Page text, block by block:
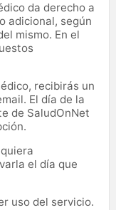
da derecho a
adicional, según
mismo. En el
recibirás un
El día de la
de SaludOnNet
el día que
uso del servicio.